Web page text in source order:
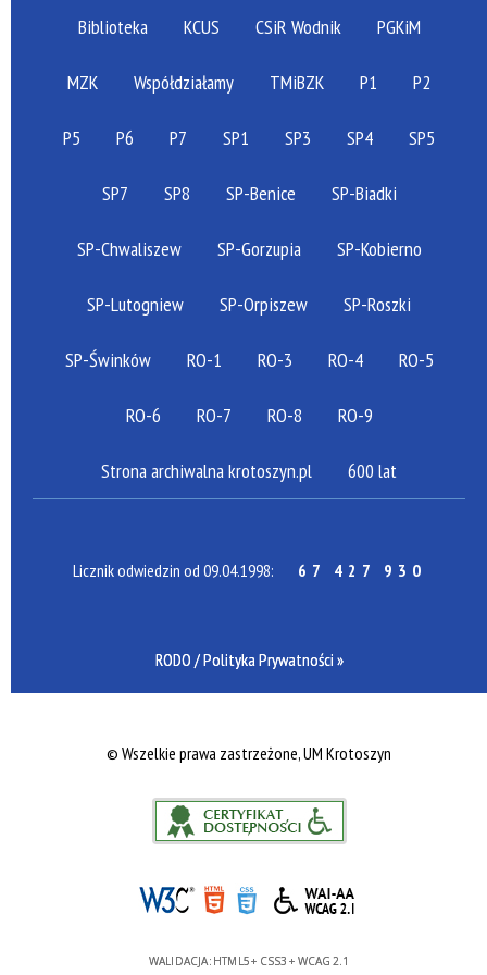
Biblioteka KCUS CSiR Wodnik PGKiM
MZK Współdziałamy TMiBZK P1 P2
P5 P6 P7 SP1 SP3 SP4 SP5
SP7 SP8 SP-Benice SP-Biadki
SP-Chwaliszew SP-Gorzupia SP-Kobierno
SP-Lutogniew SP-Orpiszew SP-Roszki
SP-Świnków RO-1 RO-3 RO-4 RO-5
RO-6 RO-7 RO-8 RO-9
Strona archiwalna krotoszyn.pl 600 lat
Licznik odwiedzin od 09.04.1998: 67 427 930
RODO / Polityka Prywatności »
© Wszelkie prawa zastrzeżone, UM Krotoszyn
WALIDACJA: HTML5+ CSS3 + WCAG 2.1